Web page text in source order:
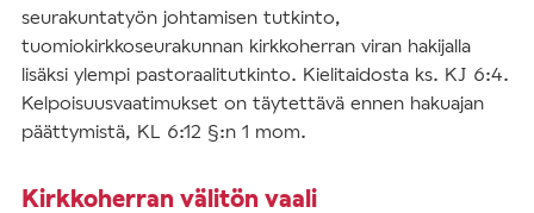
seurakuntatyön johtamisen tutkinto,
tuomiokirkkoseurakunnan kirkkoherran viran hakijalla
lisäksi ylempi pastoraalitutkinto. Kielitaidosta ks. KJ 6:4.
Kelpoisuusvaatimukset on täytettävä ennen hakuajan
päättymistä, KL 6:12 §:n 1 mom.
Kirkkoherran välitön vaali